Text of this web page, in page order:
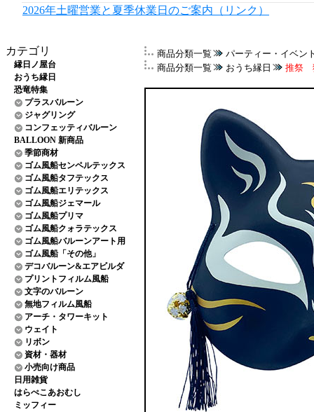
2026年土曜営業と夏季休業日のご案内（リンク）
カテゴリ
縁日ノ屋台
おうち縁日
恐竜特集
プラスバルーン
ジャグリング
コンフェッティバルーン
BALLOON 新商品
季節商材
ゴム風船センペルテックス
ゴム風船タフテックス
ゴム風船エリテックス
ゴム風船ジェマール
ゴム風船プリマ
ゴム風船クォラテックス
ゴム風船バルーンアート用
ゴム風船「その他」
デコバルーン&エアビルダ
プリントフィルム風船
文字のバルーン
無地フィルム風船
アーチ・タワーキット
ウェイト
リボン
資材・器材
小売向け商品
日用雑貨
はらぺこあおむし
ミッフィー
商品分類一覧
パーティー・イベン
商品分類一覧
おうち縁日 推祭